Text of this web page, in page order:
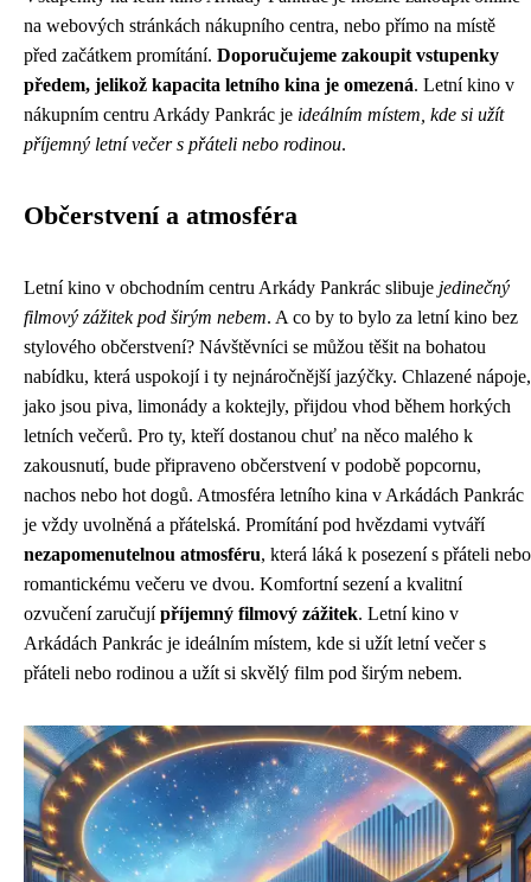
na webových stránkách nákupního centra, nebo přímo na místě
před začátkem promítání. Doporučujeme zakoupit vstupenky
předem, jelikož kapacita letního kina je omezená. Letní kino v
nákupním centru Arkády Pankrác je ideálním místem, kde si užít
příjemný letní večer s přáteli nebo rodinou.
Občerstvení a atmosféra
Letní kino v obchodním centru Arkády Pankrác slibuje jedinečný
filmový zážitek pod širým nebem. A co by to bylo za letní kino bez
stylového občerstvení? Návštěvníci se můžou těšit na bohatou
nabídku, která uspokojí i ty nejnáročnější jazýčky. Chlazené nápoje,
jako jsou piva, limonády a koktejly, přijdou vhod během horkých
letních večerů. Pro ty, kteří dostanou chuť na něco malého k
zakousnutí, bude připraveno občerstvení v podobě popcornu,
nachos nebo hot dogů. Atmosféra letního kina v Arkádách Pankrác
je vždy uvolněná a přátelská. Promítání pod hvězdami vytváří
nezapomenutelnou atmosféru, která láká k posezení s přáteli nebo
romantickému večeru ve dvou. Komfortní sezení a kvalitní
ozvučení zaručujípříjemný filmový zážitek. Letní kino v
Arkádách Pankrác je ideálním místem, kde si užít letní večer s
přáteli nebo rodinou a užít si skvělý film pod širým nebem.